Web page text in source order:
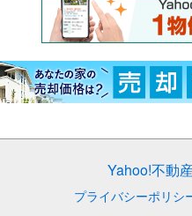
Yahoo!不動
プライバシーポリシ